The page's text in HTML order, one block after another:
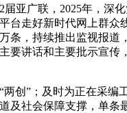
亚广联，2025年，深化
台走好新时代网上群众
条，持续推出监视报道
要讲话和主要批示宣传
创”；及时为正在采编
及社会保障支撑，单条